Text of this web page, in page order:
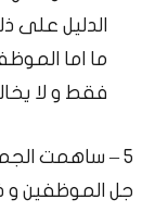
الدليل
ما اما
فقط و لا
5 – ساهمت
جل الموظفين و